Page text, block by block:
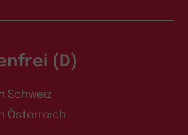
(D)
Schweiz
Österreich